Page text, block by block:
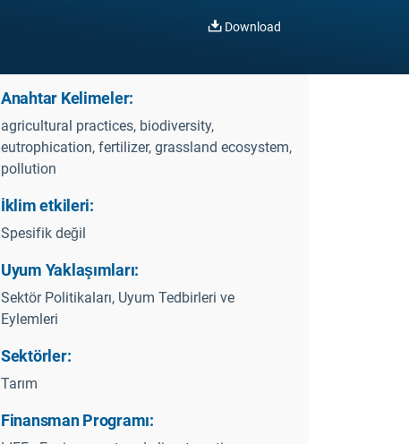
Download
Anahtar Kelimeler:
agricultural practices, biodiversity,
eutrophication, fertilizer, grassland ecosystem,
pollution
İklim etkileri:
Spesifik değil
Uyum Yaklaşımları:
Sektör Politikaları, Uyum Tedbirleri ve
Eylemleri
Sektörler:
Tarım
Finansman Programı: